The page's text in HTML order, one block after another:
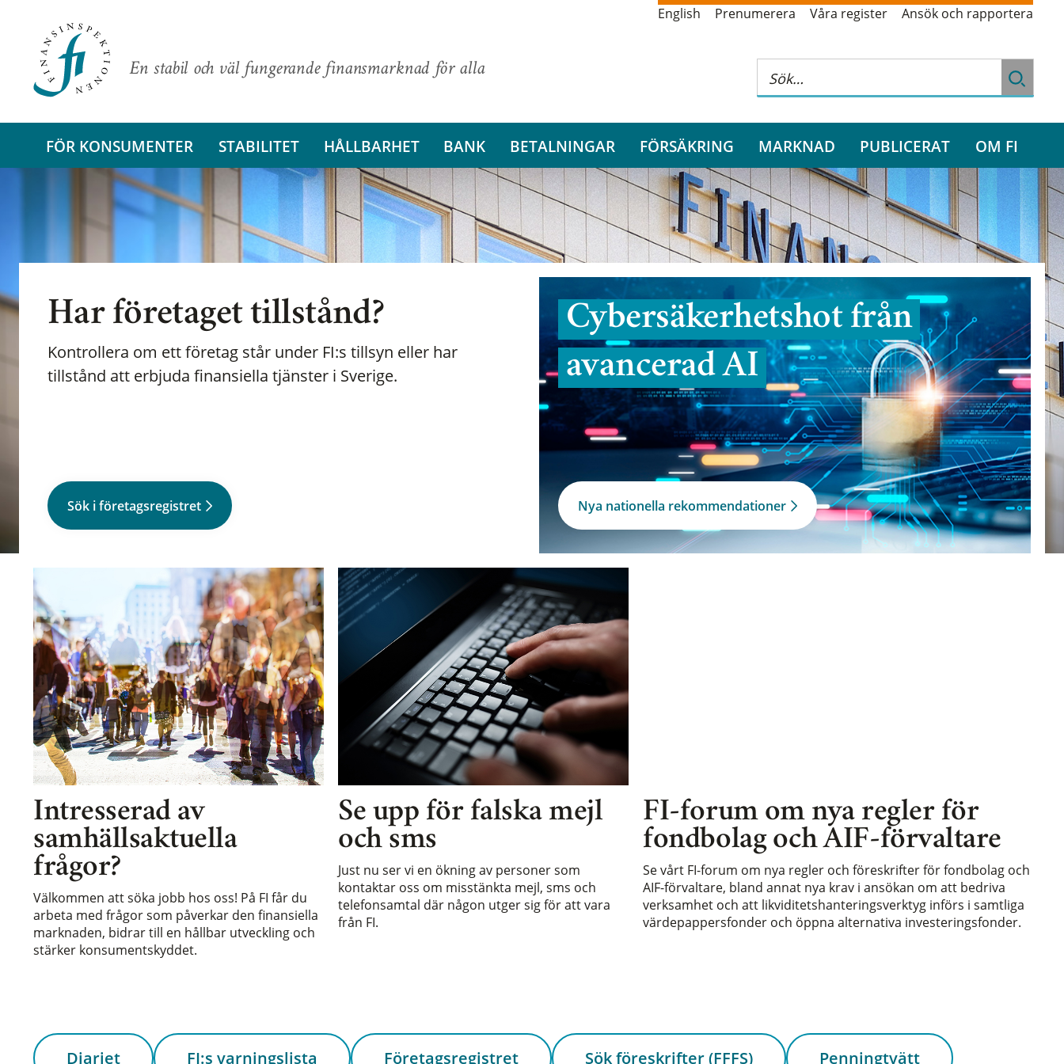
En stabil och väl fungerande finansmarknad för alla
English Prenumerera Våra register Ansök och rapportera
FÖR KONSUMENTER STABILITET HÅLLBARHET BANK BETALNINGAR FÖRSÄKRING MARKNAD PUBLICERAT OM FI
Har företaget tillstånd?
Kontrollera om ett företag står under FI:s tillsyn eller har
tillstånd att erbjuda finansiella tjänster i Sverige.
Sök i företagsregistret
Cybersäkerhetshot från
avancerad AI
Nya nationella rekommendationer
Intresserad av
samhällsaktuella
frågor?
Välkommen att söka jobb hos oss! På FI får du
arbeta med frågor som påverkar den finansiella
marknaden, bidrar till en hållbar utveckling och
stärker konsumentskyddet.
Se upp för falska mejl
och sms
Just nu ser vi en ökning av personer som
kontaktar oss om misstänkta mejl, sms och
telefonsamtal där någon utger sig för att vara
från FI.
FI-forum om nya regler för
fondbolag och AIF-förvaltare
Se vårt FI-forum om nya regler och föreskrifter för fondbolag och
AIF-förvaltare, bland annat nya krav i ansökan om att bedriva
verksamhet och att likviditetshanteringsverktyg införs i samtliga
värdepappersfonder och öppna alternativa investeringsfonder.
Diariet FI:s varningslista Företagsregistret Sök föreskrifter (FFFS) Penningtvätt